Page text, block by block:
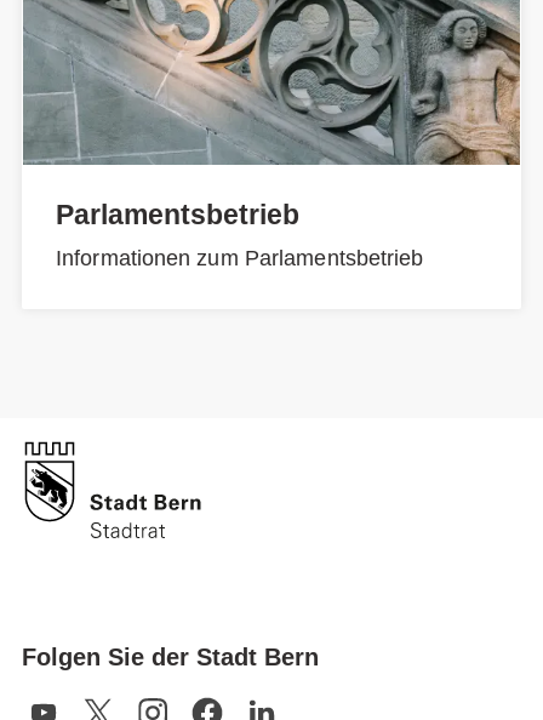
Parlamentsbetrieb
Informationen zum Parlamentsbetrieb
Folgen Sie der Stadt Bern